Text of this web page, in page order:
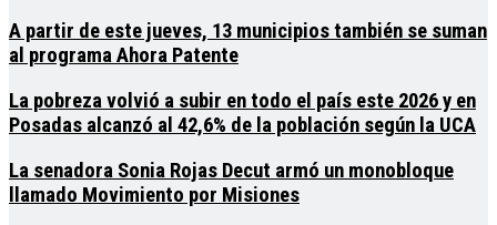
A partir de este jueves, 13 municipios también se suman
al programa Ahora Patente
La pobreza volvió a subir en todo el país este 2026 y en
Posadas alcanzó al 42,6% de la población según la UCA
La senadora Sonia Rojas Decut armó un monobloque
llamado Movimiento por Misiones